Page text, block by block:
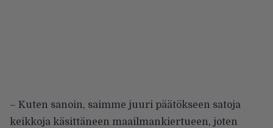
– Kuten sanoin, saimme juuri päätökseen satoja
keikkoja käsittäneen maailmankiertueen, joten